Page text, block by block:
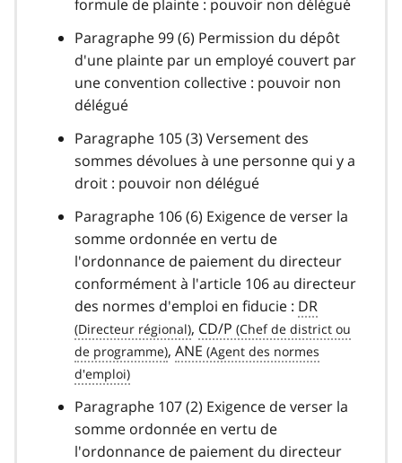
formule de plainte : pouvoir non délégué
Paragraphe 99 (6) Permission du dépôt
d'une plainte par un employé couvert par
une convention collective : pouvoir non
délégué
Paragraphe 105 (3) Versement des
sommes dévolues à une personne qui y a
droit : pouvoir non délégué
Paragraphe 106 (6) Exigence de verser la
somme ordonnée en vertu de
l'ordonnance de paiement du directeur
conformément à l'article 106 au directeur
des normes d'emploi en fiducie : DR
, CD/P
, ANE
Paragraphe 107 (2) Exigence de verser la
somme ordonnée en vertu de
l'ordonnance de paiement du directeur